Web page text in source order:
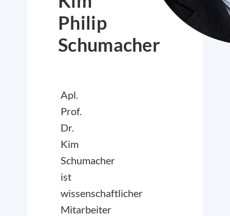
Philip
Schumacher
Apl.
Prof.
Dr.
Kim
Schumacher
ist
wissenschaftlicher
Mitarbeiter